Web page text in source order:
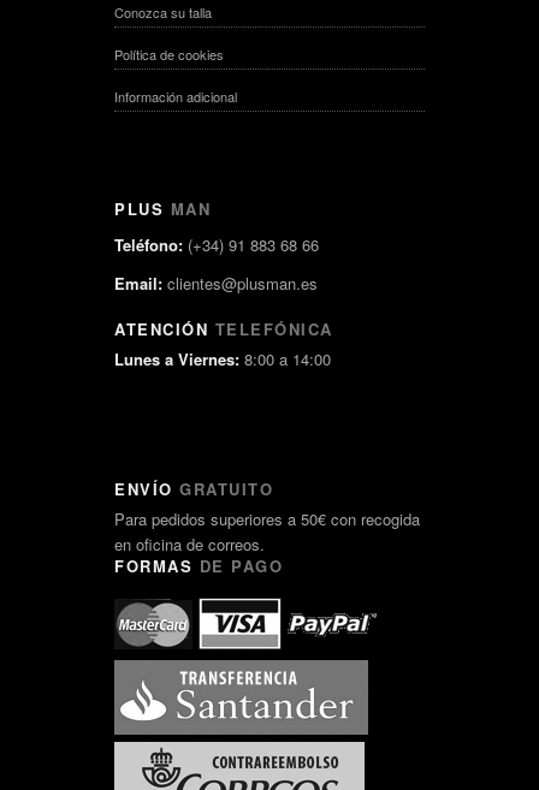
Conozca su talla
Política de cookies
Información adicional
PLUS MAN
Teléfono: (+34) 91 883 68 66
Email: clientes@plusman.es
ATENCIÓN TELEFÓNICA
Lunes a Viernes: 8:00 a 14:00
ENVÍO GRATUITO
Para pedidos superiores a 50€ con recogida
en oficina de correos.
FORMAS DE PAGO